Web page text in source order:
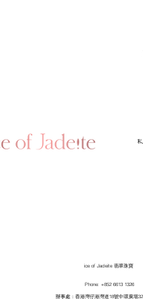
私
ice of Jadeite 翡翠珠寶
Phone: +852 6613 1326
辦事處：香港灣仔港灣道18號中環廣場